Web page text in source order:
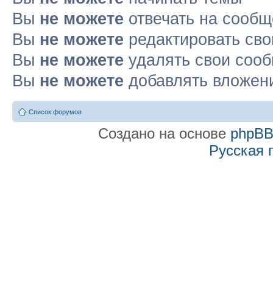
Вы не можете отвечать на
Вы не можете редактировать
Вы не можете удалять свои
Вы не можете добавлять
Список форумов
Создано на основе phpBB
Русская